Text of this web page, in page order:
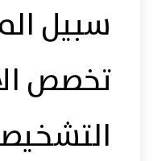
سبيل
تخصص